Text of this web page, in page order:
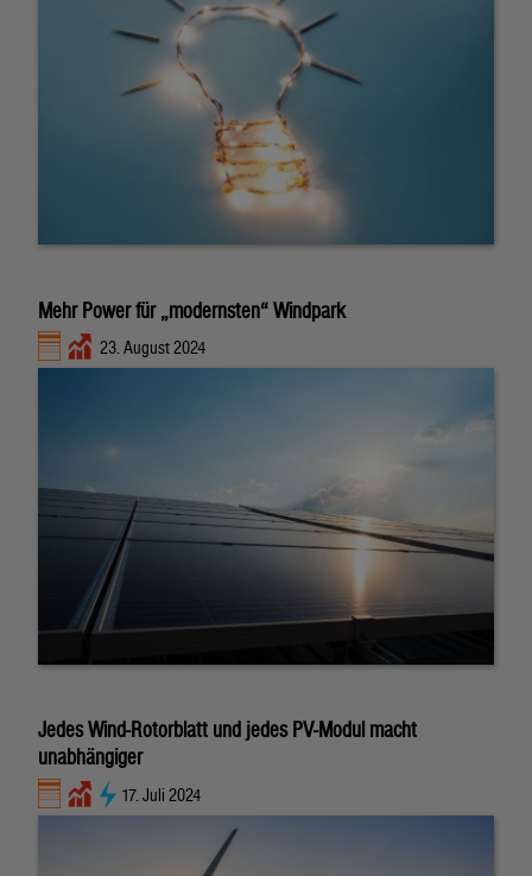
Mehr Power für „modernsten“ Windpark
23. August 2024
Jedes Wind-Rotorblatt und jedes PV-Modul macht
unabhängiger
17. Juli 2024